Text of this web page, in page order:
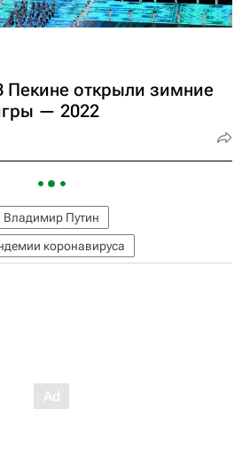
Пекине открыли зимние
— 2022
Владимир Путин
коронавируса